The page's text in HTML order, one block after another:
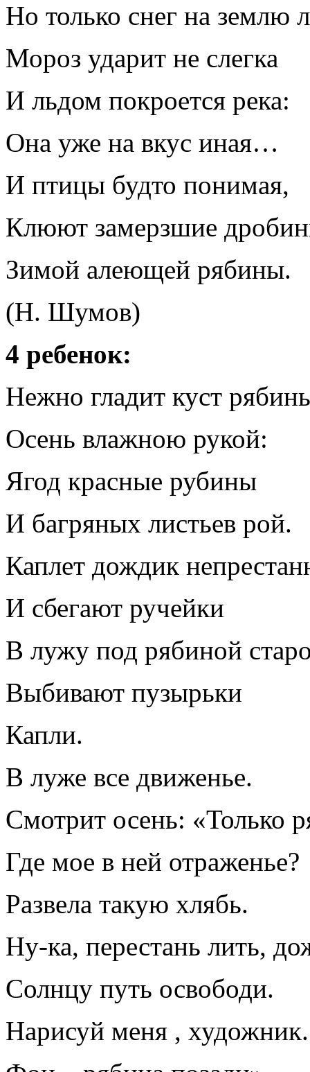
Но только снег на землю
Мороз ударит не слегка
И льдом покроется река:
Она уже на вкус иная…
И птицы будто понимая,
Клюют замерзшие
Зимой алеющей рябины.
(Н. Шумов)
4 ребенок:
Нежно гладит куст
Осень влажною рукой:
Ягод красные рубины
И багряных листьев рой.
Каплет дождик
И сбегают ручейки
В лужу под рябиной
Выбивают пузырьки
Капли.
В луже все движенье.
Смотрит осень: «Только
Где мое в ней отраженье?
Развела такую хлябь.
Ну-ка, перестань лить,
Солнцу путь освободи.
Нарисуй меня , художник.